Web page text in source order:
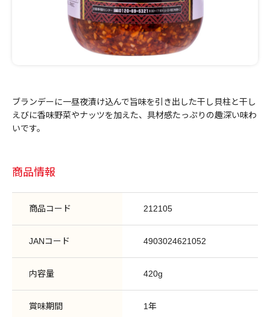
ブランデーに一昼夜漬け込んで旨味を引き出した干し貝柱と干し
えびに香味野菜やナッツを加えた、具材感たっぷりの趣深い味わ
いです。
商品情報
商品コード 212105
JANコード 4903024621052
内容量 420g
賞味期間 1年